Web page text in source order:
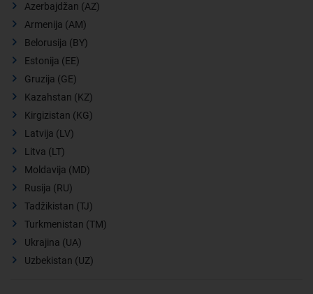
Azerbajdžan (AZ)
Armenija (AM)
Belorusija (BY)
Estonija (EE)
Gruzija (GE)
Kazahstan (KZ)
Kirgizistan (KG)
Latvija (LV)
Litva (LT)
Moldavija (MD)
Rusija (RU)
Tadžikistan (TJ)
Turkmenistan (TM)
Ukrajina (UA)
Uzbekistan (UZ)